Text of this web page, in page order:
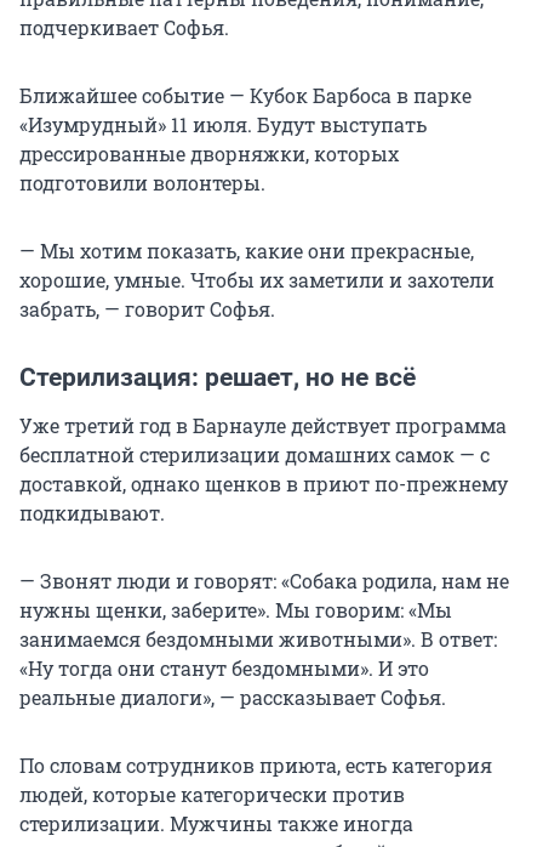
подчеркивает Софья.
Ближайшее событие — Кубок Барбоса в парке
«Изумрудный» 11 июля. Будут выступать
дрессированные дворняжки, которых
подготовили волонтеры.
— Мы хотим показать, какие они прекрасные,
хорошие, умные. Чтобы их заметили и захотели
забрать, — говорит Софья.
Стерилизация: решает, но не всё
Уже третий год в Барнауле действует программа
бесплатной стерилизации домашних самок — с
доставкой, однако щенков в приют по-прежнему
подкидывают.
— Звонят люди и говорят: «Собака родила, нам не
нужны щенки, заберите». Мы говорим: «Мы
занимаемся бездомными животными». В ответ:
«Ну тогда они станут бездомными». И это
реальные диалоги», — рассказывает Софья.
По словам сотрудников приюта, есть категория
людей, которые категорически против
стерилизации. Мужчины также иногда